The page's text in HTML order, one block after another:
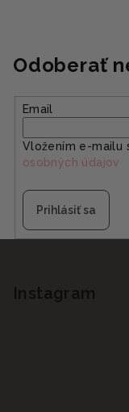
Odoberať
Email
Vložením e-mailu
osobných údajov
Prihlásiť sa
Instagram